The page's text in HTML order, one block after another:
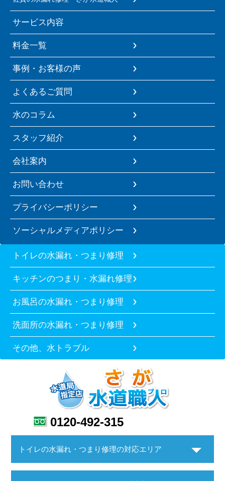
サービス内容
料金一覧
事例・お客様の声
よくあるご質問
水のコラム
スタッフ紹介
会社案内
お問い合わせ
プライバシーポリシー
ソーシャルメディアポリシー
トイレの水漏れ・つまり修理
キッチンのつまり・水漏れ修理
お風呂の水漏れ・つまり修理
洗面所の水漏れ・つまり修理
その他、水トラブル
0120-492-315
トイレの水漏れ・つまり修理の対応エリア